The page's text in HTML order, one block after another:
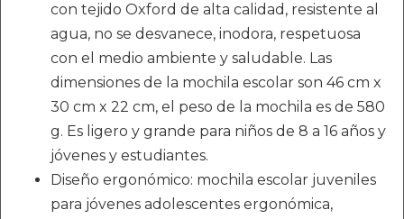
con tejido Oxford de alta calidad, resistente al
agua, no se desvanece, inodora, respetuosa
con el medio ambiente y saludable. Las
dimensiones de la mochila escolar son 46 cm x
30 cm x 22 cm, el peso de la mochila es de 580
g. Es ligero y grande para niños de 8 a 16 años y
jóvenes y estudiantes.
Diseño ergonómico: mochila escolar juveniles
para jóvenes adolescentes ergonómica,